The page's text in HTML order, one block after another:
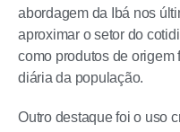
abordagem da Ibá nos
aproximar o setor do
como produtos de origem
diária da população.
Outro destaque foi o uso